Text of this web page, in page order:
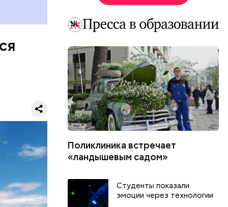
а в
Поликлиника встречает
«ландышевым садом»
Студенты показали
эмоции через технологии